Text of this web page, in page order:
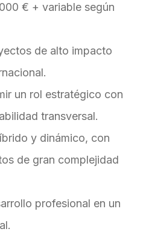
€ + variable según
de alto impacto
un rol estratégico con
transversal.
y dinámico, con
de gran complejidad
profesional en un